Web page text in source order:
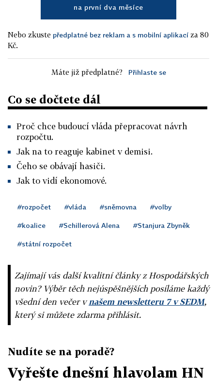
na první dva měsíce
Nebo zkuste předplatné bez reklam a s mobilní aplikací za 80
Kč.
Máte již předplatné? Přihlaste se
Co se dočtete dál
Proč chce budoucí vláda přepracovat návrh
rozpočtu.
Jak na to reaguje kabinet v demisi.
Čeho se obávají hasiči.
Jak to vidí ekonomové.
#rozpočet #vláda #sněmovna #volby
#koalice #Schillerová Alena #Stanjura Zbyněk
#státní rozpočet
Zajímají vás další kvalitní články z Hospodářských
novin? Výběr těch nejúspěšnějších posíláme každý
všední den večer vnašem newsletteru 7 v SEDM,
který si můžete zdarma přihlásit.
Nudíte se na poradě?
Vyřešte dnešní hlavolam HN